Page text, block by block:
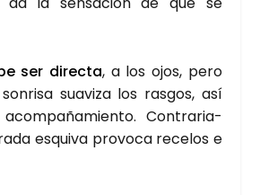
ser direc­ta, a los ojos, pero
sua­vi­za los ras­gos, así
Con­tra­ria­
esqui­va pro­vo­ca rece­los e